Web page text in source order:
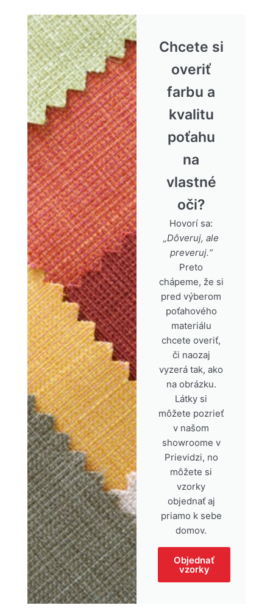
Chcete si
overiť
farbu a
kvalitu
poťahu
na
vlastné
oči?
Hovorí sa:
„Dôveruj, ale
preveruj.“
Preto
chápeme, že si
pred výberom
poťahového
materiálu
chcete overiť,
či naozaj
vyzerá tak, ako
na obrázku.
Látky si
môžete pozrieť
v našom
showroome v
Prievidzi, no
môžete si
vzorky
objednať aj
priamo k sebe
domov.
Objednať
vzorky